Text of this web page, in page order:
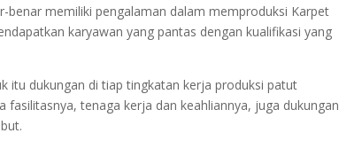
benar memiliki pengalaman dalam memproduksi Karpet
karyawan yang pantas dengan kualifikasi yang
itu dukungan di tiap tingkatan kerja produksi patut
tenaga kerja dan keahliannya, juga dukungan